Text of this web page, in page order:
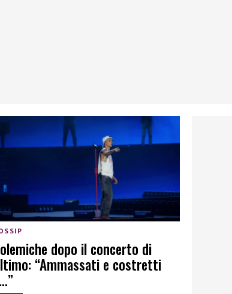
dopo il concerto di
“Ammassati e costretti